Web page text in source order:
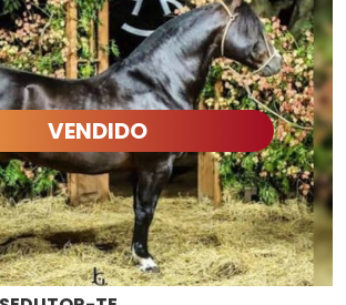
VENDIDO